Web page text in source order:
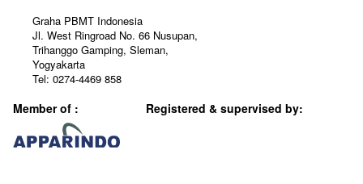
Graha PBMT Indonesia
Jl. West Ringroad No. 66 Nusupan,
Trihanggo Gamping, Sleman,
Yogyakarta
Tel: 0274-4469 858
Member of : Registered & supervised by: